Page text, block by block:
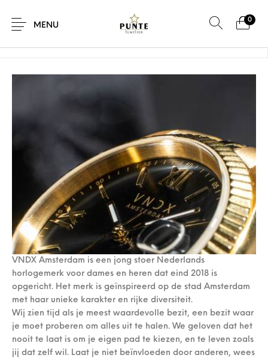
MENU
0
Giftcard Accessoires
Home / VNDX
VNDX Amsterdam is een jong stoer Nederlands
horlogemerk voor dames en heren dat eind 2018 is
opgericht. Het merk is geïnspireerd op de stad Amsterdam
met haar unieke karakter en rijke diversiteit.
Wij zien tijd als je meest waardevolle bezit, een bezit waar
je moet proberen om alles uit te halen. We geloven dat het
nooit te laat is om je eigen pad te kiezen, en te leven zoals
jij dat zelf wil. Laat je niet beïnvloeden door anderen, wees